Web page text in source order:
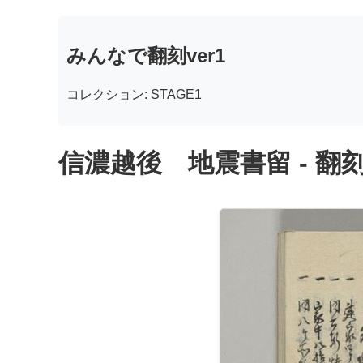
みんなで翻刻ver1
コレクション: STAGE1
信濃越後 地震書留 - 翻